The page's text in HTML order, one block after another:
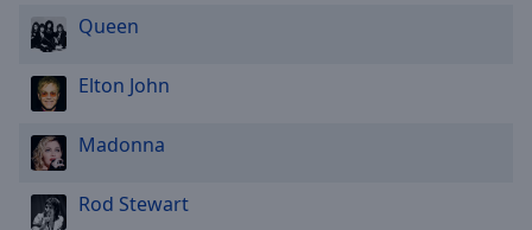
Queen
Elton John
Madonna
Rod Stewart